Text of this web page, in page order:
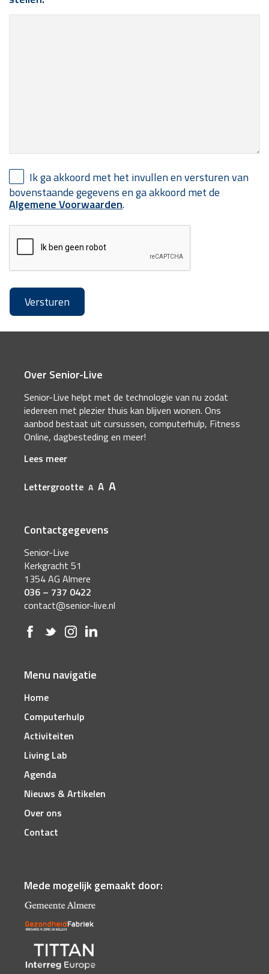
Ik ga akkoord met het invullen en versturen van
bovenstaande gegevens en ga akkoord met de
Algemene Voorwaarden.
Over Senior-Live
Senior-Live helpt met de technologie van nu zodat
iedereen met plezier thuis kan blijven wonen. Ons
aanbod bestaat uit cursussen, computerhulp, Fitness
Online, dagbesteding en meer!
Lees meer
Lettergrootte A A A
Contactgegevens
Senior-Live
Kerkgracht 51
1354 AG Almere
036 – 737 0422
contact@senior-live.nl
Menu navigatie
Home
Computerhulp
Activiteiten
Living Lab
Agenda
Nieuws & Artikelen
Over ons
Contact
Mede mogelijk gemaakt door: